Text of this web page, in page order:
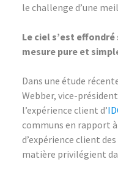
le challenge d’une
Le ciel s’est
mesure pure et
Dans une étude
Webber, vice-
l’expérience client d’
communs en rapport
d’expérience client
matière privilégient